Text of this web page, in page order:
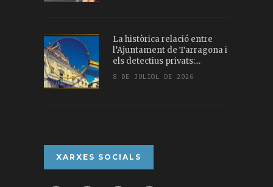
La històrica relació entre
l’Ajuntament de Tarragona i
els detectius privats:...
8 DE JULIOL DE 2026
XARXES SOCIALS